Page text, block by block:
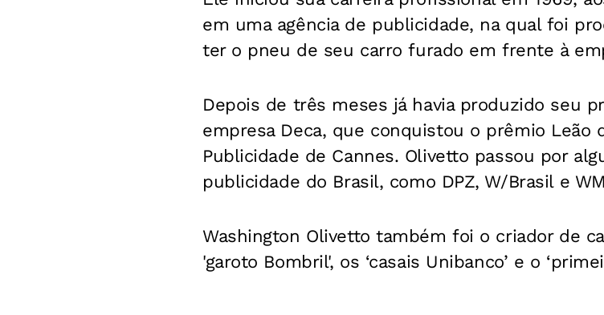
em uma agência de publicidade, na qual foi
ter o pneu de seu carro furado em frente à
Depois de três meses já havia produzido seu
empresa Deca, que conquistou o prêmio Leão
Publicidade de Cannes. Olivetto passou por
publicidade do Brasil, como DPZ, W/Brasil e
Washington Olivetto também foi o criador de
'garoto Bombril', os ‘casais Unibanco’ e o